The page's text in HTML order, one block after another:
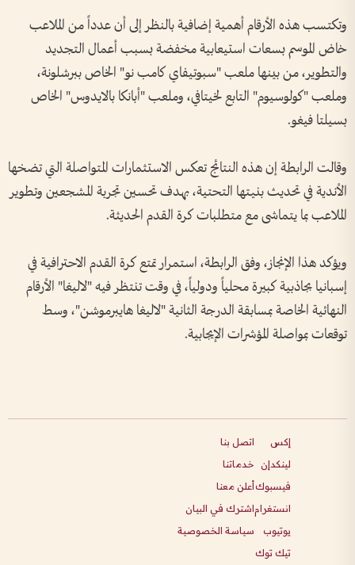
وتكتسب هذه الأرقام أهمية إضافية بالنظر إلى أن عدداً من الملاعب
خاض الموسم بسعات استيعابية مخفضة بسبب أعمال التجديد
والتطوير، من بينها ملعب "سبوتيفاي كامب نو" الخاص ببرشلونة،
وملعب "كولوسيوم" التابع لخيتافي، وملعب "أبانكا بالايدوس" الخاص
بسيلتا فيغو.
وقالت الرابطة إن هذه النتائج تعكس الاستثمارات المتواصلة التي تضخها
الأندية في تحديث بنيتها التحتية، بهدف تحسين تجربة المشجعين وتطوير
الملاعب بما يتماشى مع متطلبات كرة القدم الحديثة.
ويؤكد هذا الإنجاز، وفق الرابطة، استمرار تمتع كرة القدم الاحترافية في
إسبانيا بجاذبية كبيرة محلياً ودولياً، في وقت تنتظر فيه "لاليغا" الأرقام
النهائية الخاصة بمسابقة الدرجة الثانية "لاليغا هايبرموشن"، وسط
توقعات بمواصلة المؤشرات الإيجابية.
إكس
لينكدإن
فيسبوك
انستغرام
يوتيوب
تيك توك
اتصل بنا
خدماتنا
أعلن معنا
اشترك في البيان
سياسة الخصوصية